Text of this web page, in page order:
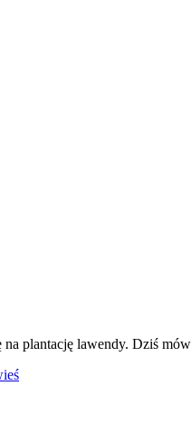
plantację lawendy. Dziś